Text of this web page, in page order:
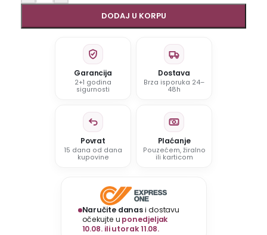
DODAJ U KORPU
Garancija
2+1 godina
sigurnosti
Dostava
Brza isporuka 24–
48h
Povrat
15 dana od dana
kupovine
Plaćanje
Pouzećem, žiralno
ili karticom
Naručite danasi dostavu
očekujte u ponedjeljak
10.08. ili utorak 11.08.